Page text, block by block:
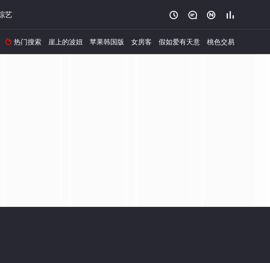
艺    
 热门搜索 崖上的波妞 苹果韩国版 女房客 假如爱有天意 桃色交易